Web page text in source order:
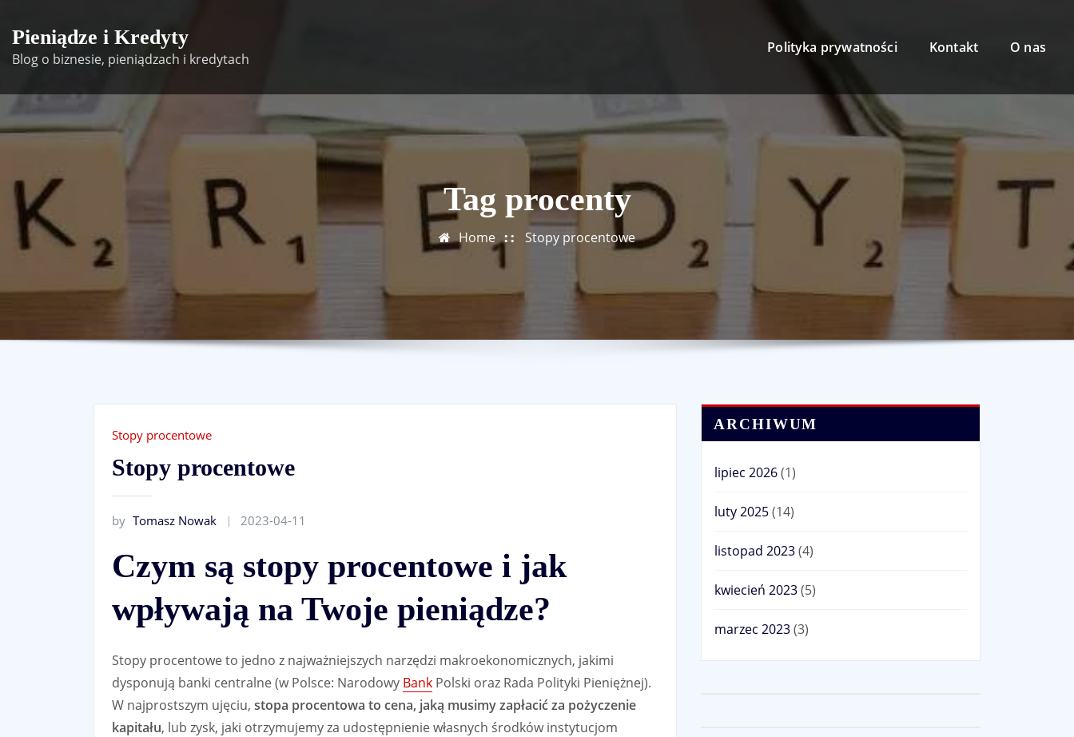
content
Pieniądze i Kredyty
Blog o biznesie, pieniądzach i kredytach
Polityka prywatności Kontakt O nas
Tag procenty
Home Stopy procentowe
Stopy procentowe
Stopy procentowe
by Tomasz Nowak 2023-04-11
Czym są stopy procentowe i jak
wpływają na Twoje pieniądze?
Stopy procentowe to jedno z najważniejszych narzędzi makroekonomicznych, jakimi
dysponują banki centralne (w Polsce: Narodowy Bank Polski oraz Rada Polityki Pieniężnej).
W najprostszym ujęciu, stopa procentowa to cena, jaką musimy zapłacić za pożyczenie
kapitału, lub zysk, jaki otrzymujemy za udostępnienie własnych środków instytucjom
ARCHIWUM
lipiec 2026(1)
luty 2025(14)
listopad 2023(4)
kwiecień 2023(5)
marzec 2023(3)